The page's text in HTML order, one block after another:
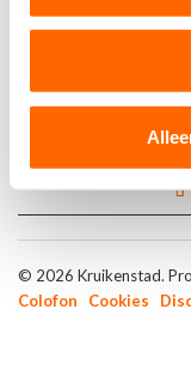
© 2026 Kruikenstad.
Colofon
Cookies